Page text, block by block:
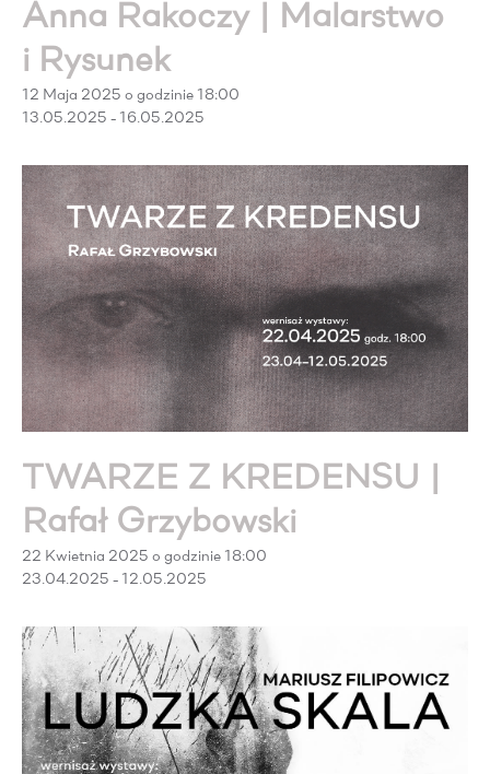
Anna Rakoczy | Malarstwo
i Rysunek
12 Maja 2025 o godzinie 18:00
13.05.2025 - 16.05.2025
TWARZE Z KREDENSU |
Rafał Grzybowski
22 Kwietnia 2025 o godzinie 18:00
23.04.2025 - 12.05.2025